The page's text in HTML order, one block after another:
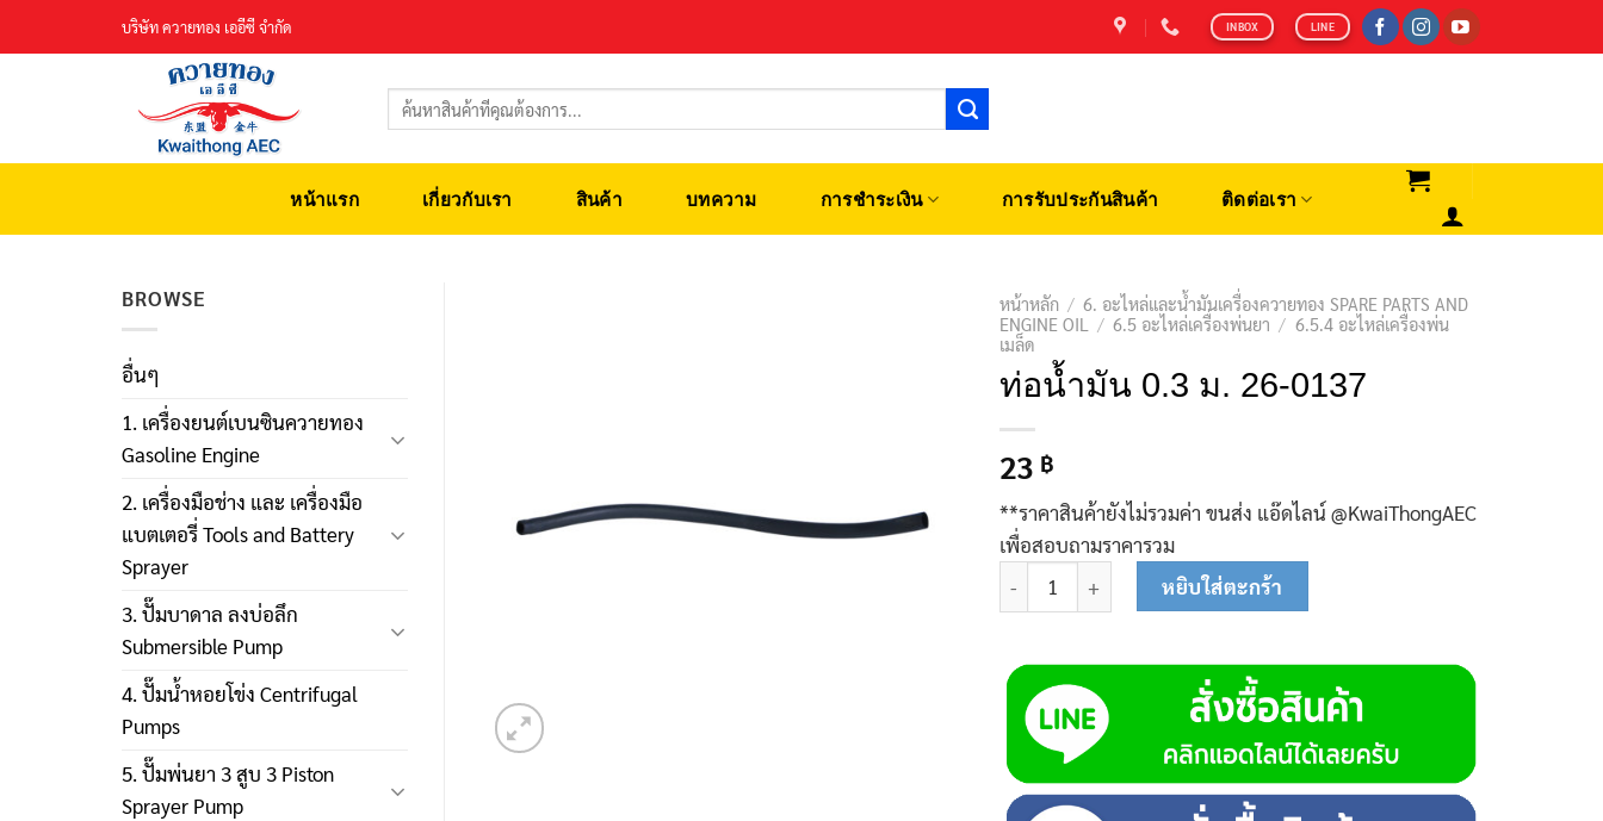
บริษัท ควายทอง เออีซี จำกัด INBOX LINE
ค้นหา:
หน้าแรก เกี่ยวกับเรา สินค้า บทความ การชำระเงิน การรับประกันสินค้า ติดต่อเรา
BROWSE
อื่นๆ
1. เครื่องยนต์เบนซินควายทอง
Gasoline Engine
2. เครื่องมือช่าง และ เครื่องมือ
แบตเตอรี่ Tools and Battery
Sprayer
3. ปั๊มบาดาล ลงบ่อลึก
Submersible Pump
4. ปั๊มน้ำหอยโข่ง Centrifugal
Pumps
5. ปั๊มพ่นยา 3 สูบ 3 Piston
Sprayer Pump
หน้าหลัก / 6. อะไหล่และน้ำมันเครื่องควายทอง SPARE PARTS AND
ENGINE OIL
/ 6.5 อะไหล่เครื่องพ่นยา / 6.5.4 อะไหล่เครื่องพ่น
เมล็ด
ท่อน้ำมัน 0.3 ม. 26-0137
23 ฿
**ราคาสินค้ายังไม่รวมค่า ขนส่ง แอ๊ดไลน์ @KwaiThongAEC
เพื่อสอบถามราคารวม
จำนวน ท่อน้ำมัน 0.3 ม. 26-0137 ชิ้น
หยิบใส่ตะกร้า